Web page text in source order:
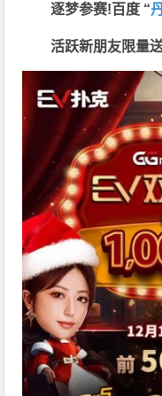
逐梦参赛!百度 “
活跃新朋友限量